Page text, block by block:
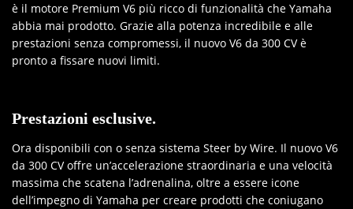
è il motore Premium V6 più ricco di funzionalità che Yamaha
abbia mai prodotto. Grazie alla potenza incredibile e alle
prestazioni senza compromessi, il nuovo V6 da 300 CV è
pronto a fissare nuovi limiti.
Prestazioni esclusive.
Ora disponibili con o senza sistema Steer by Wire. Il nuovo V6
da 300 CV offre un’accelerazione straordinaria e una velocità
massima che scatena l’adrenalina, oltre a essere icone
dell’impegno di Yamaha per creare prodotti che coniugano